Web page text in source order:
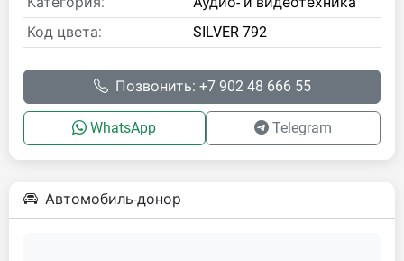
Код цвета:
SILVER 792
Позвонить: +7 902 48 666 55
WhatsApp Telegram
Автомобиль-донор